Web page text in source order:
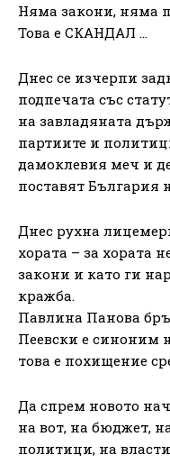
Няма закони, няма
Това е СКАНДАЛ …
Днес се изчерпи
подпечата със
на завладяната
партиите и
дамоклевия меч и
поставят България
Днес рухна
хората – за хората
закони и като ги
кражба.
Павлина Панова
Пеевски е синоним
това е похищение
Да спрем новото
на вот, на бюджет,
политици, на